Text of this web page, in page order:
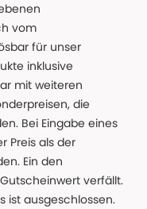
vom
für unser
inklusive
mit weiteren
die
Bei Eingabe eines
Preis als der
Ein den
verfällt.
ist ausgeschlossen.